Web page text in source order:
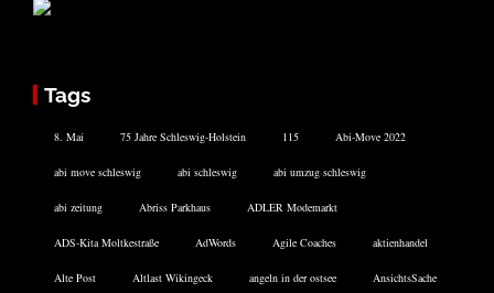
Tags
8. Mai 75 Jahre Schleswig-Holstein 115 Abi-Move 2022
abi move schleswig abi schleswig abi umzug schleswig
abi zeitung Abriss Parkhaus ADLER Modemarkt
ADS-Kita Moltkestraße AdWords Agile Coaches aktienhandel
Alte Post Altlast Wikingeck angeln in der ostsee AnsichtsSache